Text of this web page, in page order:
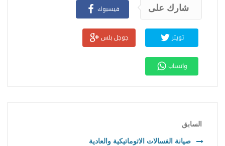
شارك على فيسبوك
تويتر جوجل بلس
واتساب
السابق
صيانة الغسالات الاتوماتيكية والعادية